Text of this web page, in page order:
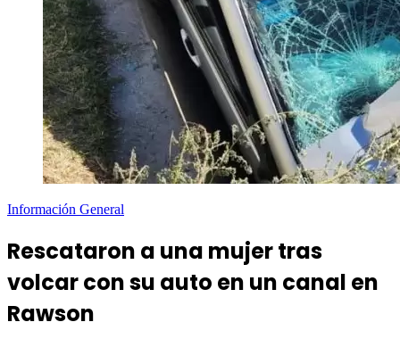
Información General
Rescataron a una mujer tras
volcar con su auto en un canal en
Rawson